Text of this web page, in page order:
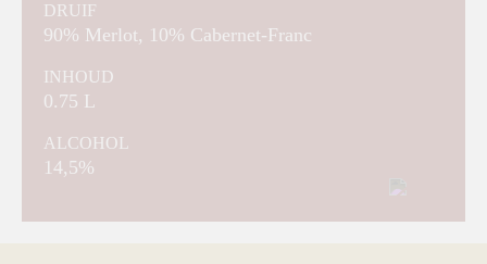
DRUIF
90% Merlot, 10% Cabernet-Franc
INHOUD
0.75 L
ALCOHOL
14,5%